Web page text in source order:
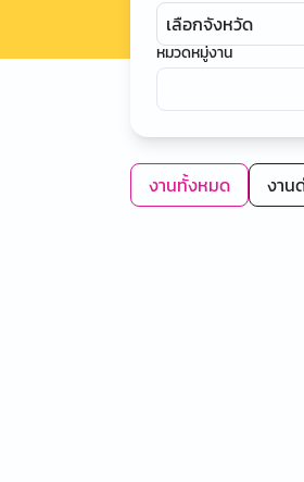
เลือกจังหวัด
หมวดหมู่งาน
งานทั้งหมด งาน